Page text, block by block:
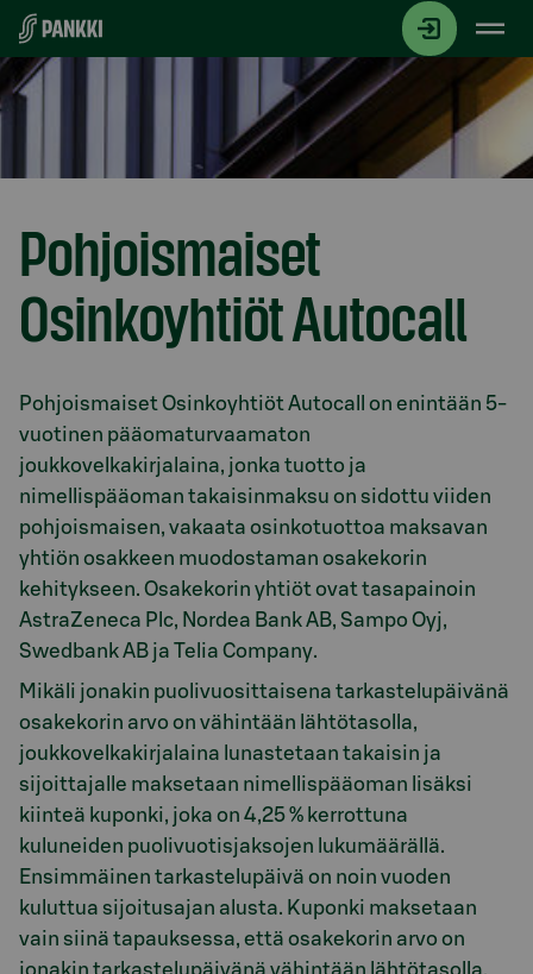
Siirry suoraan sisältöön
Pohjoismaiset
Osinkoyhtiöt Autocall
Osio otsikolla
Pohjoismaiset Osinkoyhtiöt Autocall on enintään 5-
vuotinen pääomaturvaamaton
joukkovelkakirjalaina, jonka tuotto ja
nimellispääoman takaisinmaksu on sidottu viiden
pohjoismaisen, vakaata osinkotuottoa maksavan
yhtiön osakkeen muodostaman osakekorin
kehitykseen. Osakekorin yhtiöt ovat tasapainoin
AstraZeneca Plc, Nordea Bank AB, Sampo Oyj,
Swedbank AB ja Telia Company.
Mikäli jonakin puolivuosittaisena tarkastelupäivänä
osakekorin arvo on vähintään lähtötasolla,
joukkovelkakirjalaina lunastetaan takaisin ja
sijoittajalle maksetaan nimellispääoman lisäksi
kiinteä kuponki, joka on 4,25 % kerrottuna
kuluneiden puolivuotisjaksojen lukumäärällä.
Ensimmäinen tarkastelupäivä on noin vuoden
kuluttua sijoitusajan alusta. Kuponki maksetaan
vain siinä tapauksessa, että osakekorin arvo on
jonakin tarkastelupäivänä vähintään lähtötasolla.